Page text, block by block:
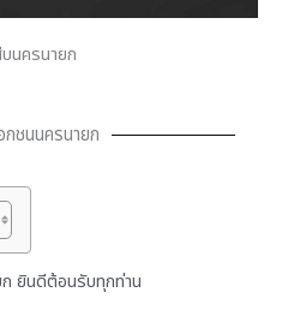
นครนายก
กชนนครนายก
ยินดีต้อนรับทุกท่าน